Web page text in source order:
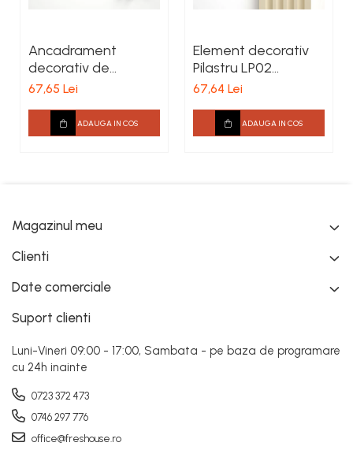
Ancadrament
decorativ de
exterior LA03 H 145 x
67,65 Lei
ADAUGA IN COS
Element decorativ
Pilastru LP02
160x25x2000mm
67,64 Lei
ADAUGA IN COS
Magazinul meu
Clienti
Date comerciale
Suport clienti
Luni-Vineri 09:00 - 17:00, Sambata - pe baza de programare
cu 24h inainte
0723 372 473
0746 297 776
office@freshouse.ro